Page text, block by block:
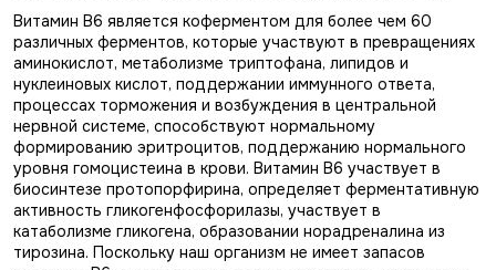
Витамин В6 является коферментом для более чем 60
различных ферментов, которые участвуют в превращениях
аминокислот, метаболизме триптофана, липидов и
нуклеиновых кислот, поддержании иммунного ответа,
процессах торможения и возбуждения в центральной
нервной системе, способствуют нормальному
формированию эритроцитов, поддержанию нормального
уровня гомоцистеина в крови. Витамин В6 участвует в
биосинтезе протопорфирина, определяет ферментативную
активность гликогенфосфорилазы, участвует в
катаболизме гликогена, образовании норадреналина из
тирозина. Поскольку наш организм не имеет запасов